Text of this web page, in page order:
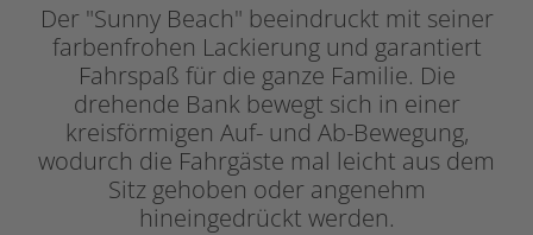
Der "Sunny Beach" beeindruckt mit seiner
farbenfrohen Lackierung und garantiert
Fahrspaß für die ganze Familie. Die
drehende Bank bewegt sich in einer
kreisförmigen Auf- und Ab-Bewegung,
wodurch die Fahrgäste mal leicht aus dem
Sitz gehoben oder angenehm
hineingedrückt werden.